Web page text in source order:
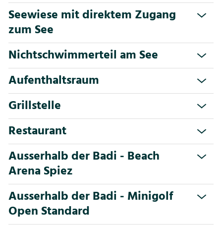
Seewiese mit direktem Zugang
zum See
Nichtschwimmerteil am See
Aufenthaltsraum
Grillstelle
Restaurant
Ausserhalb der Badi - Beach
Arena Spiez
Ausserhalb der Badi - Minigolf
Open Standard